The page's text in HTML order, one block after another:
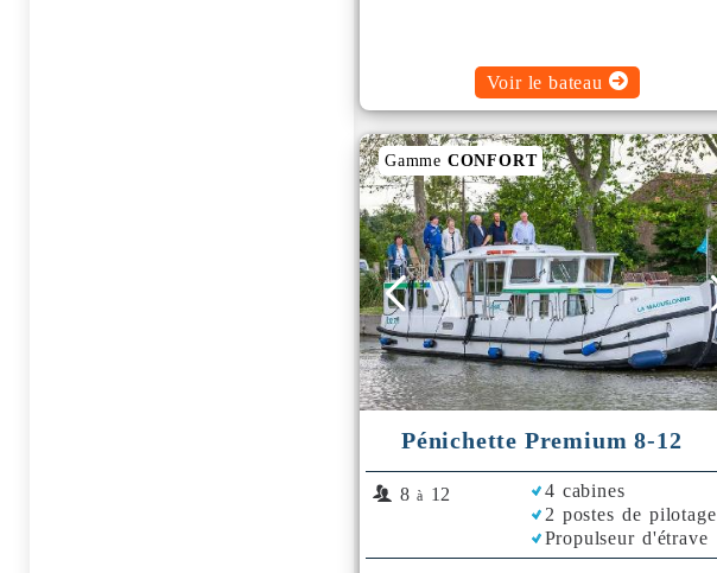
Voir le bateau
Gamme CONFORT
Pénichette Premium 8-12
8 à 12
4 cabines
2 postes de pilotage
Propulseur d'étrave